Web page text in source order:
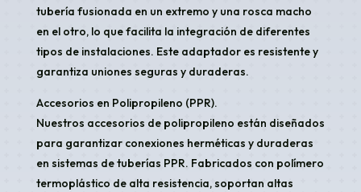
tubería fusionada en un extremo y una rosca macho
en el otro, lo que facilita la integración de diferentes
tipos de instalaciones. Este adaptador es resistente y
garantiza uniones seguras y duraderas.
Accesorios en Polipropileno (PPR).
Nuestros accesorios de polipropileno están diseñados
para garantizar conexiones herméticas y duraderas
en sistemas de tuberías PPR. Fabricados con polímero
termoplástico de alta resistencia, soportan altas